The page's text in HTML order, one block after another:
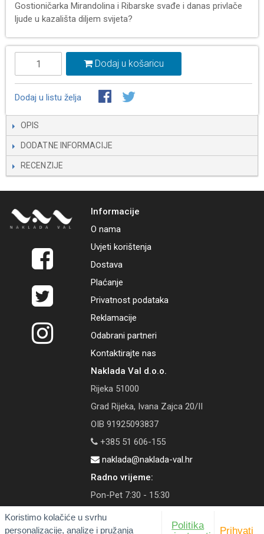
Koristimo kolačiće u svrhu
personalizacije, analize i pružanja
Politika
Prihvati
Gostioničarka Mirandolina i Ribarske svađe i danas privlače
ljude u kazališta diljem svijeta?
Dodaj u košaricu
Dodaj u listu želja
OPIS
DODATNE INFORMACIJE
RECENZIJE
Informacije
O nama
Uvjeti korištenja
Dostava
Plaćanje
Privatnost podataka
Reklamacije
Odabrani partneri
Kontaktirajte nas
Naklada Val d.o.o.
Rijeka 51000
Grad Rijeka, Ivana Zajca 20/II
OIB 91925093837
+385 51 606-155
naklada@naklada-val.hr
Radno vrijeme:
Pon-Pet 7:30 - 15:30